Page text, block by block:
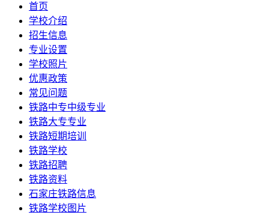
首页
学校介绍
招生信息
专业设置
学校照片
优惠政策
常见问题
铁路中专中级专业
铁路大专专业
铁路短期培训
铁路学校
铁路招聘
铁路资料
石家庄铁路信息
铁路学校图片